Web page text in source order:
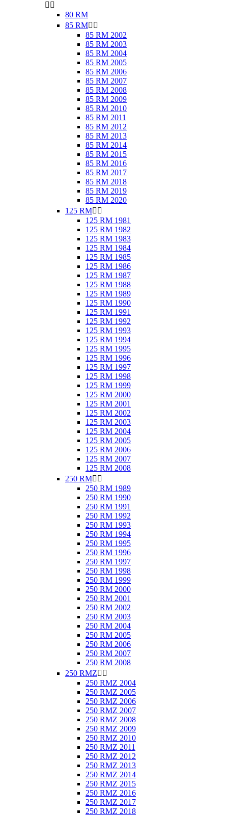
 
80 RM
85 RM 
85 RM 2002
85 RM 2003
85 RM 2004
85 RM 2005
85 RM 2006
85 RM 2007
85 RM 2008
85 RM 2009
85 RM 2010
85 RM 2011
85 RM 2012
85 RM 2013
85 RM 2014
85 RM 2015
85 RM 2016
85 RM 2017
85 RM 2018
85 RM 2019
85 RM 2020
125 RM 
125 RM 1981
125 RM 1982
125 RM 1983
125 RM 1984
125 RM 1985
125 RM 1986
125 RM 1987
125 RM 1988
125 RM 1989
125 RM 1990
125 RM 1991
125 RM 1992
125 RM 1993
125 RM 1994
125 RM 1995
125 RM 1996
125 RM 1997
125 RM 1998
125 RM 1999
125 RM 2000
125 RM 2001
125 RM 2002
125 RM 2003
125 RM 2004
125 RM 2005
125 RM 2006
125 RM 2007
125 RM 2008
250 RM 
250 RM 1989
250 RM 1990
250 RM 1991
250 RM 1992
250 RM 1993
250 RM 1994
250 RM 1995
250 RM 1996
250 RM 1997
250 RM 1998
250 RM 1999
250 RM 2000
250 RM 2001
250 RM 2002
250 RM 2003
250 RM 2004
250 RM 2005
250 RM 2006
250 RM 2007
250 RM 2008
250 RMZ 
250 RMZ 2004
250 RMZ 2005
250 RMZ 2006
250 RMZ 2007
250 RMZ 2008
250 RMZ 2009
250 RMZ 2010
250 RMZ 2011
250 RMZ 2012
250 RMZ 2013
250 RMZ 2014
250 RMZ 2015
250 RMZ 2016
250 RMZ 2017
250 RMZ 2018